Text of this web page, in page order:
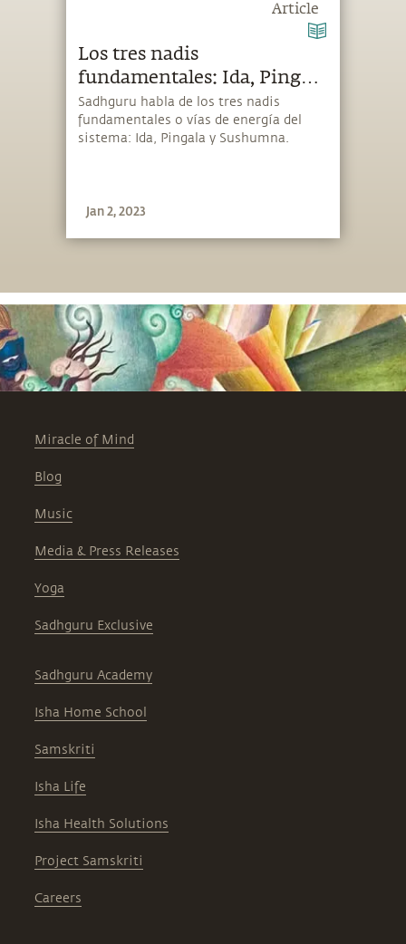
Article
Los tres nadis
fundamentales: Ida, Pingala
y Sushumna
Sadhguru habla de los tres nadis
fundamentales o vías de energía del
sistema: Ida, Pingala y Sushumna.
Jan 2, 2023
Miracle of Mind
Blog
Music
Media & Press Releases
Yoga
Sadhguru Exclusive
Sadhguru Academy
Isha Home School
Samskriti
Isha Life
Isha Health Solutions
Project Samskriti
Careers